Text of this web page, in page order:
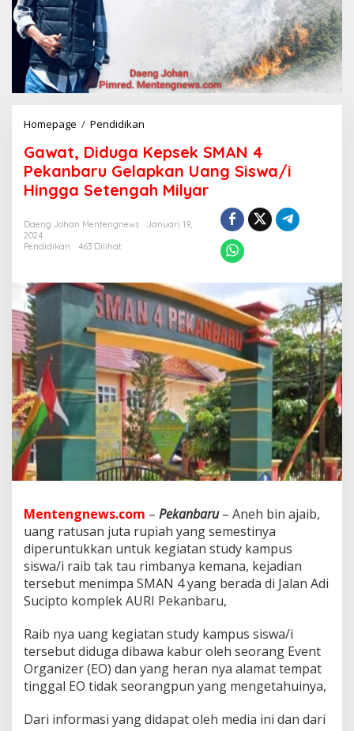
Homepage / Pendidikan
w
a
t
,
a
K
e
p
s
e
k
S
M
A
N
4
P
e
k
a
r
u
G
e
l
p
k
a
n
U
n
Gawat, Diduga Kepsek SMAN 4
Pekanbaru Gelapkan Uang Siswa/i
Hingga Setengah Milyar
Daeng Johan Mentengnews
Januari 19,
2024
Pendidikan
463 Dilihat
Mentengnews.com – Pekanbaru– Aneh bin ajaib,
uang ratusan juta rupiah yang semestinya
diperuntukkan untuk kegiatan study kampus
siswa/i raib tak tau rimbanya kemana, kejadian
tersebut menimpa SMAN 4 yang berada di Jalan Adi
Sucipto komplek AURI Pekanbaru,
Raib nya uang kegiatan study kampus siswa/i
tersebut diduga dibawa kabur oleh seorang Event
Organizer (EO) dan yang heran nya alamat tempat
tinggal EO tidak seorangpun yang mengetahuinya,
Dari informasi yang didapat oleh media ini dan dari